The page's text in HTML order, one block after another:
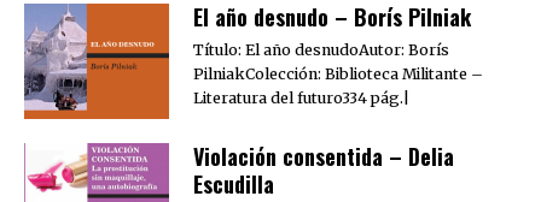
El año desnudo – Borís Pilniak
Título: El año desnudoAutor: Borís
PilniakColección: Biblioteca Militante –
Literatura del futuro334 pág.|
Violación consentida – Delia
Escudilla